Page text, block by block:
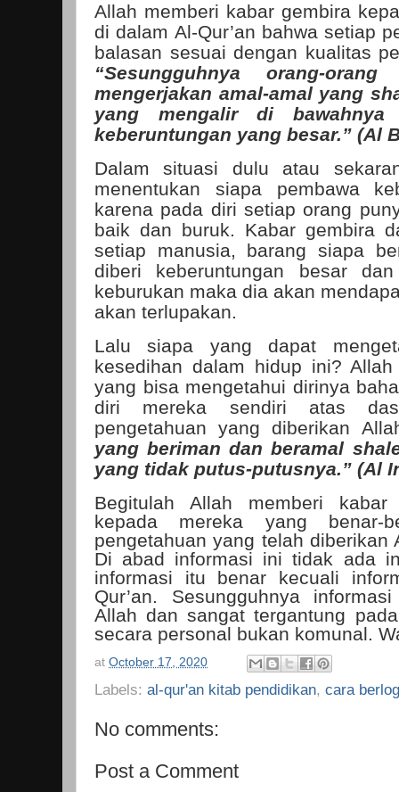
Allah memberi kabar gembira
di dalam Al-Qur’an bahwa setiap
balasan sesuai dengan kualitas
“Sesungguhnya orang-
mengerjakan amal-amal yang
yang mengalir di bawahnya
keberuntungan yang besar.” (Al
Dalam situasi dulu atau
menentukan siapa pembawa
karena pada diri setiap orang
baik dan buruk. Kabar gembira
setiap manusia, barang siapa
diberi keberuntungan besar
keburukan maka dia akan
akan terlupakan.
Lalu siapa yang dapat
kesedihan dalam hidup ini?
yang bisa mengetahui dirinya
diri mereka sendiri atas
pengetahuan yang diberikan
yang beriman dan beramal
yang tidak putus-putusnya.” (Al
Begitulah Allah memberi
kepada mereka yang benar-
pengetahuan yang telah diberikan
Di abad informasi ini tidak ada
informasi itu benar kecuali
Qur’an. Sesungguhnya
Allah dan sangat tergantung
secara personal bukan komunal.
at October 17, 2020
Labels: al-qur'an kitab pendidikan, cara
No comments:
Post a Comment